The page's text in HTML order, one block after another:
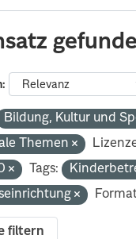
Bildung, Kultur und
Themen
Tags:
filtern